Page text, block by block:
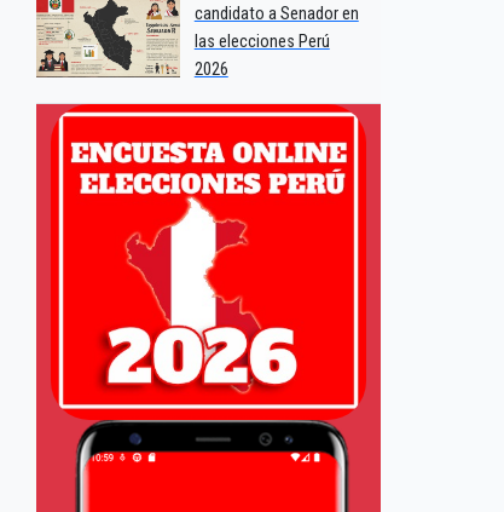
candidato a Senador en
las elecciones Perú
2026